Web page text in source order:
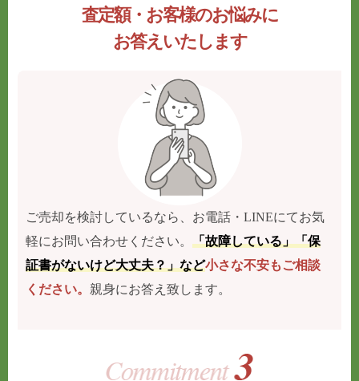
査定額・お客様のお悩みに
お答えいたします
ご売却を検討しているなら、お電話・LINEにてお気
軽にお問い合わせください。「故障している」「保
証書がないけど大丈夫？」など小さな不安もご相談
ください。親身にお答え致します。